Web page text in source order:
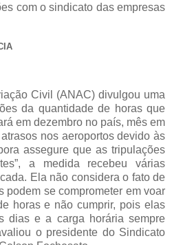
com o sindicato das empresas
Civil (ANAC) divulgou uma
da quantidade de horas que
em dezembro no país, mês em
nos aeroportos devido às
assegure que as tripulações
a medida recebeu várias
Ela não considera o fato de
podem se comprometer em voar
horas e não cumprir, pois elas
dias e a carga horária sempre
o presidente do Sindicato